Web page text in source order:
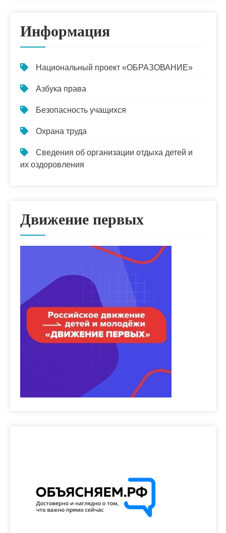
Информация
Национальный проект «ОБРАЗОВАНИЕ»
Азбука права
Безопасность учащихся
Охрана труда
Сведения об организации отдыха детей и
их оздоровления
Движение первых